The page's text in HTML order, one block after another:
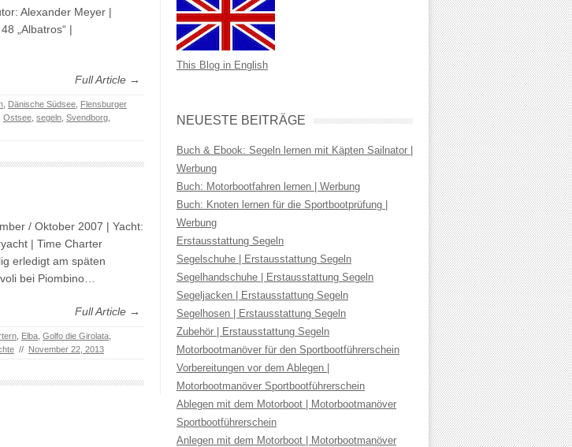
Alexander Meyer |
„Albatros“ |
Full Article →
Dänische Südsee Flensburger
Ostsee segeln Svendborg
/ Oktober 2007 | Yacht:
| Time Charter
erledigt am späten
bei Piombino…
Full Article →
Elba Golfo die Girolata
// November 22, 2013
This Blog in English
NEUESTE BEITRÄGE
Buch & Ebook: Segeln lernen mit Käpten Sailnator |
Werbung
Buch: Motorbootfahren lernen | Werbung
Buch: Knoten lernen für die Sportbootprüfung |
Werbung
Erstausstattung Segeln
Segelschuhe | Erstausstattung Segeln
Segelhandschuhe | Erstausstattung Segeln
Segeljacken | Erstausstattung Segeln
Segelhosen | Erstausstattung Segeln
Zubehör | Erstausstattung Segeln
Motorbootmanöver für den Sportbootführerschein
Vorbereitungen vor dem Ablegen |
Motorbootmanöver Sportbootführerschein
Ablegen mit dem Motorboot | Motorbootmanöver
Sportbootführerschein
Anlegen mit dem Motorboot | Motorbootmanöver